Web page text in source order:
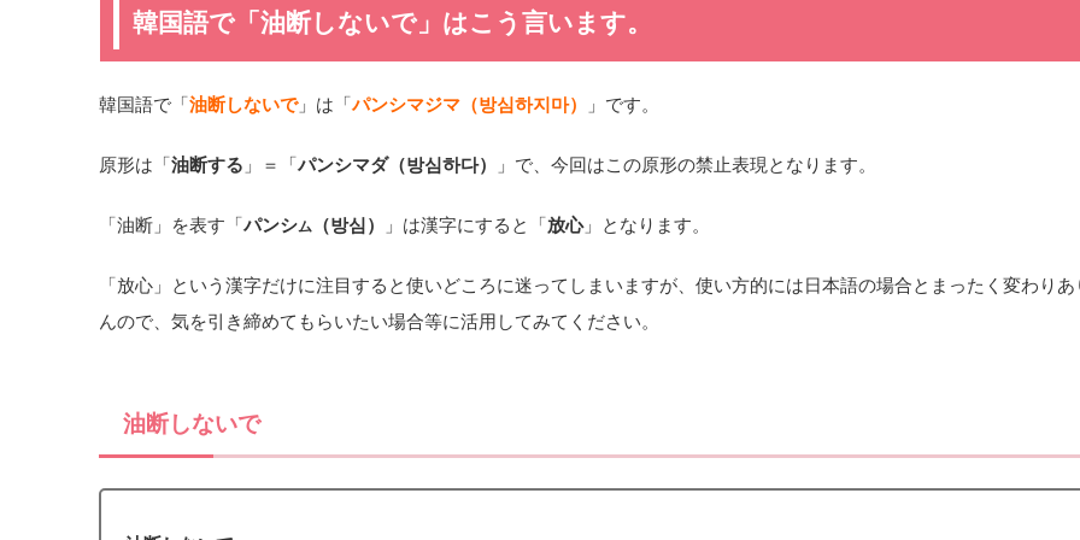
韓国語で「油断しないで」はこう言います。
韓国語で「油断しないで」は「パンシマジマ（방심하지마） 」です。
原形は「油断する 」＝「パンシマダ（방심하다） 」で、今回はこの原形の禁止表現となります。
「油断」を表す「パンシム （방심） 」は漢字にすると「放心」となります。
「放心」という漢字だけに注目すると使いどころに迷ってしまいますが、使い方的には日本語の場合とまったく変わり
んので、気を引き締めてもらいたい場合等に活用してみてください。
油断しないで